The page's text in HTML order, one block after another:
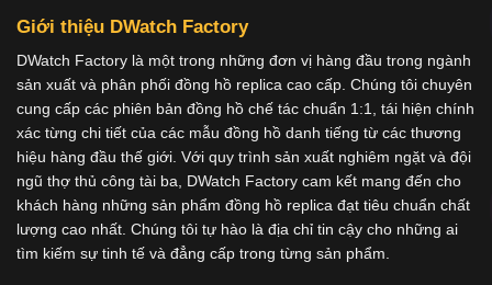
Giới thiệu DWatch Factory
DWatch Factory là một trong những đơn vị hàng đầu trong ngành
sản xuất và phân phối đồng hồ replica cao cấp. Chúng tôi chuyên
cung cấp các phiên bản đồng hồ chế tác chuẩn 1:1, tái hiện chính
xác từng chi tiết của các mẫu đồng hồ danh tiếng từ các thương
hiệu hàng đầu thế giới. Với quy trình sản xuất nghiêm ngặt và đội
ngũ thợ thủ công tài ba, DWatch Factory cam kết mang đến cho
khách hàng những sản phẩm đồng hồ replica đạt tiêu chuẩn chất
lượng cao nhất. Chúng tôi tự hào là địa chỉ tin cậy cho những ai
tìm kiếm sự tinh tế và đẳng cấp trong từng sản phẩm.